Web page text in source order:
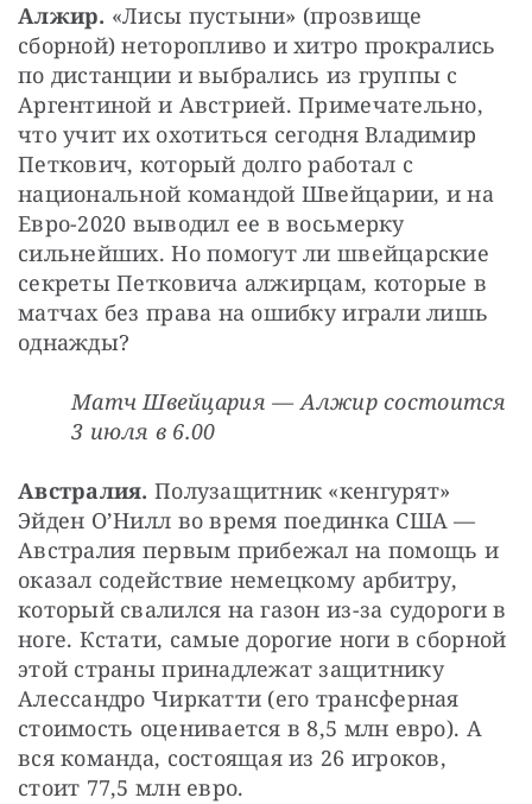
Алжир. «Лисы пустыни» (прозвище
сборной) неторопливо и хитро прокрались
по дистанции и выбрались из группы с
Аргентиной и Австрией. Примечательно,
что учит их охотиться сегодня Владимир
Петкович, который долго работал с
национальной командой Швейцарии, и на
Евро-2020 выводил ее в восьмерку
сильнейших. Но помогут ли швейцарские
секреты Петковича алжирцам, которые в
матчах без права на ошибку играли лишь
однажды?
Матч Швейцария — Алжир состоится
3 июля в 6.00
Австралия. Полузащитник «кенгурят»
Эйден О’Нилл во время поединка США —
Австралия первым прибежал на помощь и
оказал содействие немецкому арбитру,
который свалился на газон из-за судороги в
ноге. Кстати, самые дорогие ноги в сборной
этой страны принадлежат защитнику
Алессандро Чиркатти (его трансферная
стоимость оценивается в 8,5 млн евро). А
вся команда, состоящая из 26 игроков,
стоит 77,5 млн евро.